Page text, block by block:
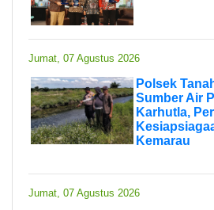
Jumat, 07 Agustus 2026
Polsek
Sumber Air
Karhutla,
Kemarau
Jumat, 07 Agustus 2026